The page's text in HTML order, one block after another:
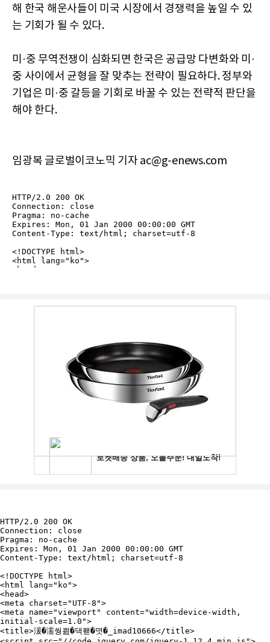
해 한국 해운사들이 미국 시장에서 경쟁력을 높일 수 있
는 기회가 될 수 있다.
미·중 무역전쟁이 심화되면 한국은 공급망 다변화와 미·
중 사이에서 균형을 잘 맞추는 전략이 필요하다. 정부와
기업은 미·중 갈등을 기회로 바꿀 수 있는 전략적 판단을
해야 한다.
임광복 글로벌이코노믹 기자 ac@g-enews.com